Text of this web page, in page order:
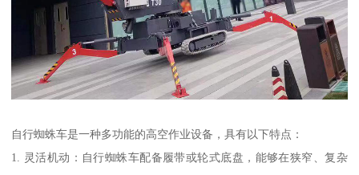
自行蜘蛛车是一种多功能的高空作业设备，具有以下特点：
1. 灵活机动：自行蜘蛛车配备履带或轮式底盘，能够在狭窄、复杂